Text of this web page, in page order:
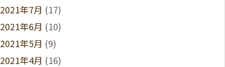
2021年7月 (17)
2021年6月 (10)
2021年5月 (9)
2021年4月 (16)